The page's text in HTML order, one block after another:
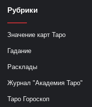
Рубрики
Значение карт Таро
Гадание
Расклады
Журнал "Академия Таро"
Таро Гороскоп